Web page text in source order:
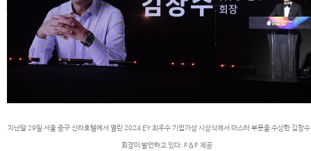
지난달 29일 서울 중구 신라호텔에서 열린 2024 EY 최우수 기업가상 시상식에서 마스터 부문을 수상한 김창
회장이 발언하고 있다. F&F 제공